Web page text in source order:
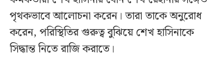
পৃথকভাবে আলোচনা করেন। তারা তাকে অনুরোধ
করেন, পরিস্থিতির গুরুত্ব বুঝিয়ে শেখ হাসিনাকে
সিদ্ধান্ত নিতে রাজি করাতে।